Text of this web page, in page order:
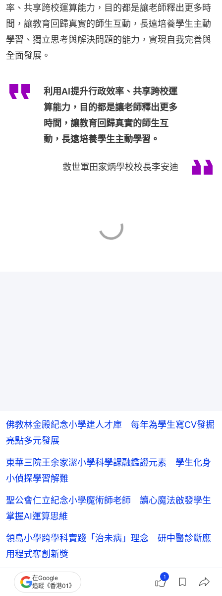
率、共享跨校運算能力，目的都是讓老師釋出更多時
間，讓教育回歸真實的師生互動，長遠培養學生主動
學習、獨立思考與解決問題的能力，實現自我完善與
全面發展。
利用AI提升行政效率、共享跨校運
算能力，目的都是讓老師釋出更多
時間，讓教育回歸真實的師生互
動，長遠培養學生主動學習。
救世軍田家炳學校校長李安迪
佛教林金殿紀念小學建人才庫 每年為學生寫CV發掘
亮點多元發展
東華三院王余家潔小學科學課融鑑證元素 學生化身
小偵探學習解難
聖公會仁立紀念小學魔術師老師 讀心魔法啟發學生
掌握AI運算思維
領島小學跨學科實踐「治未病」理念 研中醫診斷應
用程式奪創新獎
救世軍田家炳學校由上而下推AI行政系統 讓教師騰
出時間照顧學生
在Google
追蹤《香港01》
1